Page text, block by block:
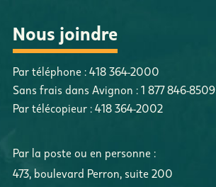
Nous joindre
Par téléphone : 418 364-2000
Sans frais dans Avignon : 1 877 846-8509
Par télécopieur : 418 364-2002
Par la poste ou en personne :
473, boulevard Perron, suite 200